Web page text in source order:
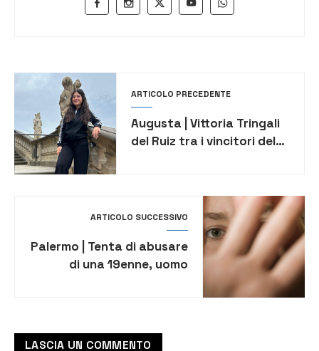
ARTICOLO PRECEDENTE
Augusta | Vittoria Tringali
del Ruiz tra i vincitori del
ARTICOLO SUCCESSIVO
Palermo | Tenta di abusare
di una 19enne, uomo
LASCIA UN COMMENTO